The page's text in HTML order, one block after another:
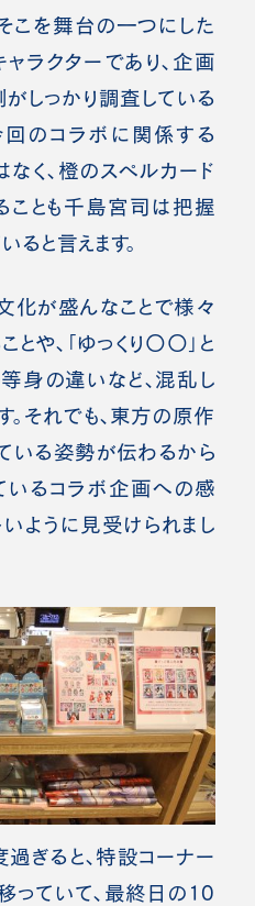
こを舞台の一つにした
ラクターであり、企画
しっかり調査している
回のコラボに関係する
なく、橙のスペルカード
ことも千島宮司は把握
ると言えます。
化が盛んなことで様々
や、「ゆっくり〇〇」と
身の違いなど、混乱し
。それでも、東方の原作
いる姿勢が伝わるから
いるコラボ企画への感
ように見受けられまし
ぎると、特設コーナー
っていて、最終日の10